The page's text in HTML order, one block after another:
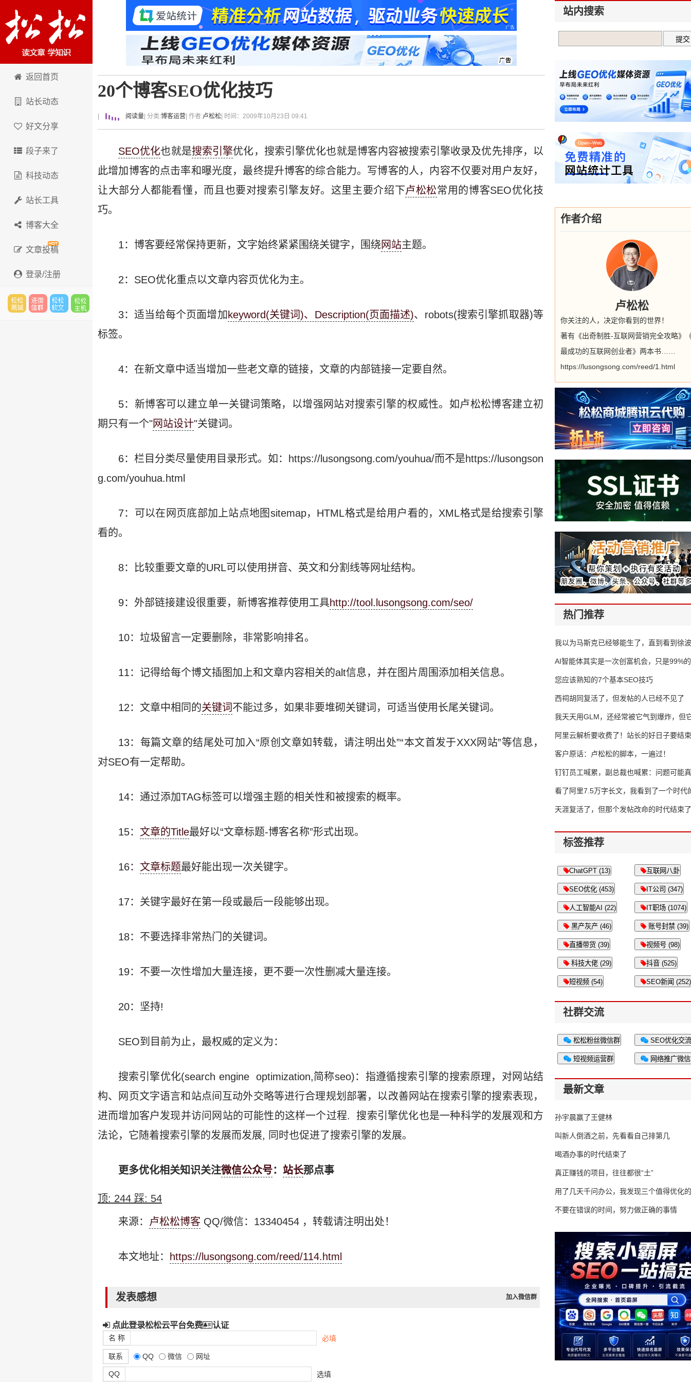
卢松松博客
返回首页
站长动态
好文分享
段子来了
科技动态
站长工具
博客大全
文章投稿
登录/注册
20个博客SEO优化技巧
阅读量 | 分类:博客运营 | 作者:卢松松 | 时间：2009年10月23日 09:41
SEO优化也就是搜索引擎优化，搜索引擎优化也就是博客内容被搜索引擎收录及优先排序，以
此增加博客的点击率和曝光度，最终提升博客的综合能力。写博客的人，内容不仅要对用户友好，
让大部分人都能看懂，而且也要对搜索引擎友好。这里主要介绍下卢松松常用的博客SEO优化技
巧。
1：博客要经常保持更新，文字始终紧紧围绕关键字，围绕网站主题。
2：SEO优化重点以文章内容页优化为主。
3：适当给每个页面增加 keyword(关键词)、Description(页面描述)、robots(搜索引擎抓取器)等
标签。
4：在新文章中适当增加一些老文章的链接，文章的内部链接一定要自然。
5：新博客可以建立单一关键词策略，以增强网站对搜索引擎的权威性。如卢松松博客建立初
期只有一个"网站设计"关键词。
6：栏目分类尽量使用目录形式。如：https://lusongsong.com/youhua/而不是https://lusongson
g.com/youhua.html
7：可以在网页底部加上站点地图sitemap，HTML格式是给用户看的，XML格式是给搜索引擎
看的。
8：比较重要文章的URL可以使用拼音、英文和分割线等网址结构。
9：外部链接建设很重要，新博客推荐使用工具http://tool.lusongsong.com/seo/
10：垃圾留言一定要删除，非常影响排名。
11：记得给每个博文插图加上和文章内容相关的alt信息，并在图片周围添加相关信息。
12：文章中相同的关键词 不能过多，如果非要堆砌关键词，可适当使用长尾关键词。
13：每篇文章的结尾处可加入“原创文章如转载，请注明出处”“本文首发于XXX网站”等信息，
对SEO有一定帮助。
14：通过添加TAG标签可以增强主题的相关性和被搜索的概率。
15： 文章的Title最好以“文章标题-博客名称”形式出现。
16： 文章标题最好能出现一次关键字。
17：关键字最好在第一段或最后一段能够出现。
18：不要选择非常热门的关键词。
19：不要一次性增加大量连接，更不要一次性删减大量连接。
20：坚持!
SEO到目前为止，最权威的定义为：
搜索引擎优化(search engine optimization,简称seo)：指遵循搜索引擎的搜索原理，对网站结
构、网页文字语言和站点间互动外交略等进行合理规划部署，以改善网站在搜索引擎的搜索表现，
进而增加客户发现并访问网站的可能性的这样一个过程. 搜索引擎优化也是一种科学的发展观和方
法论，它随着搜索引擎的发展而发展, 同时也促进了搜索引擎的发展。
更多优化相关知识关注微信公众号： 站长那点事
顶: 244 踩: 54
来源： 卢松松博客 QQ/微信：13340454 ，转载请注明出处！
本文地址： https://lusongsong.com/reed/114.html
发表感想 加入微信群
点此登录松松云平台免费 认证
名 称 必填
联系 QQ 微信 网址
QQ 选填
站内搜索
作者介绍
卢松松
你关注的人，决定你看到的世界！
著有《出奇制胜-互联网营销完全攻略》
最成功的互联网创业者》两本书……
https://lusongsong.com/reed/1.html
热门推荐
我以为马斯克已经够能生了，直到看到
AI智能体其实是一次创富机会，只是99%
错过了
您应该熟知的7个基本SEO技巧
西祠胡同复活了，但发帖的人已经不见了
我天天用GLM，还经常被它气到爆炸，但
16万亿
阿里云解析要收费了！站长的好日子要结
客户原话：卢松松的脚本，一遍过！
钉钉员工喊累，副总裁也喊累：问题可能
了
看了阿里7.5万字长文，我看到了一个时代
天涯复活了，但那个发帖改命的时代结束了
标签推荐
ChatGPT (13) 互联网八卦
SEO优化 (453) IT公司 (347)
人工智能AI (22) IT职场 (1074)
黑产灰产 (46) 账号封禁 (39)
直播带货 (39) 视频号 (98)
科技大佬 (29) 抖音 (525)
短视频 (54) SEO新闻 (252)
社群交流
松松粉丝微信群 SEO优化交
短视频运营群 网络推广微
最新文章
孙宇晨赢了王健林
叫新人倒酒之前，先看看自己排第几
喝酒办事的时代结束了
真正赚钱的项目，往往都很“土”
用了几天千问办公，我发现三个值得优化
不要在错误的时间，努力做正确的事情